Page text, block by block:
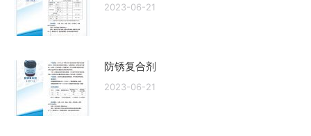
2023-06-21
防锈复合剂
2023-06-21